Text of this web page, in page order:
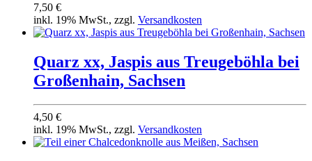
7,50 €
inkl. 19% MwSt., zzgl. Versandkosten
Quarz xx, Jaspis aus Treugeböhla bei
Großenhain, Sachsen
4,50 €
inkl. 19% MwSt., zzgl. Versandkosten